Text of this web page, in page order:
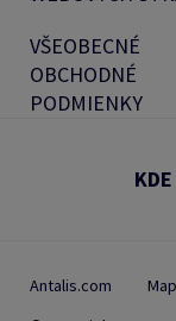
VŠEOBECNÉ
OBCHODNÉ
PODMIENKY
Antalis.com